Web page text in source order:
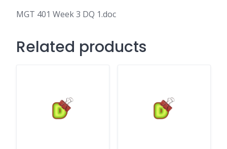
MGT 401 Week 3 DQ 1.doc
Related products